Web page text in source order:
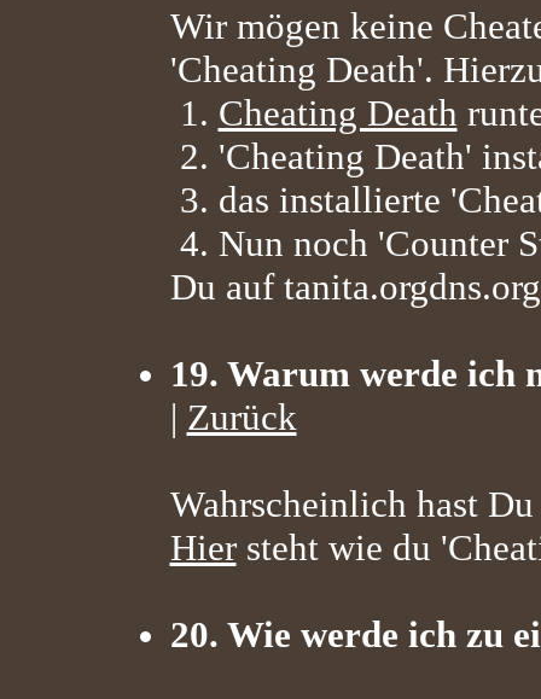
Wir mögen keine
'Cheating Death'.
1. Cheating Death
2. 'Cheating Death'
3. das installierte
4. Nun noch 'Counter
Du auf
19. Warum werde ich
| Zurück
Wahrscheinlich hast
Hiersteht wie du
20. Wie werde ich zu